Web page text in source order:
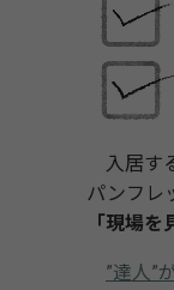
入居す
パンフレ
「現場を
”達人”